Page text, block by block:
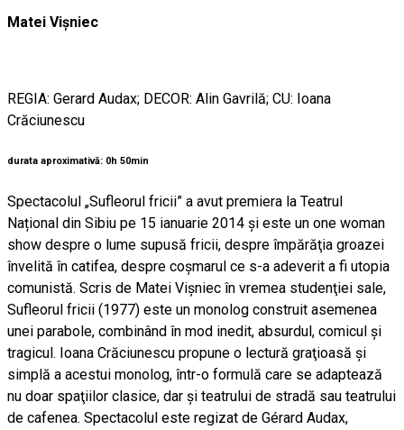
Matei Vișniec
REGIA: Gerard Audax; DECOR: Alin Gavrilă; CU: Ioana
Crăciunescu
durata aproximativă: 0h 50min
Spectacolul „Sufleorul fricii” a avut premiera la Teatrul
Național din Sibiu pe 15 ianuarie 2014 și este un one woman
show despre o lume supusă fricii, despre împărăţia groazei
învelită în catifea, despre coşmarul ce s-a adeverit a fi utopia
comunistă. Scris de Matei Vişniec în vremea studenţiei sale,
Sufleorul fricii (1977) este un monolog construit asemenea
unei parabole, combinând în mod inedit, absurdul, comicul şi
tragicul. Ioana Crăciunescu propune o lectură graţioasă şi
simplă a acestui monolog, într-o formulă care se adaptează
nu doar spaţiilor clasice, dar şi teatrului de stradă sau teatrului
de cafenea. Spectacolul este regizat de Gérard Audax,